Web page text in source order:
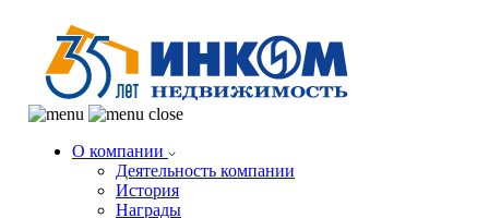
О компании
Деятельность компании
История
Награды